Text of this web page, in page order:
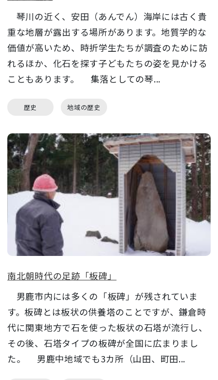
琴川の近く、安田（あんでん）海岸には古く貴
重な地層が露出する場所があります。地質学的な
価値が高いため、時折学生たちが調査のために訪
れるほか、化石を探す子どもたちの姿を見かける
こともあります。 集落としての琴...
歴史 地域の歴史
南北朝時代の足跡「板碑」
男鹿市内には多くの「板碑」が残されていま
す。板碑とは板状の供養塔のことですが、鎌倉時
代に関東地方で石を使った板状の石塔が流行し、
その後、石塔タイプの板碑が全国に広まりまし
た。 男鹿中地域でも3カ所（山田、町田...